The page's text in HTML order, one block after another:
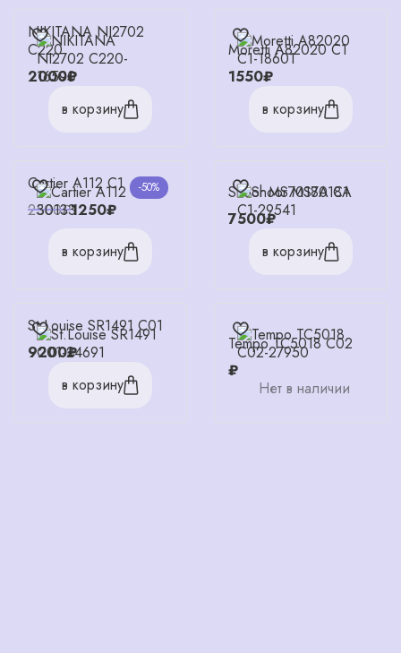
NIKITANA NI2702
C220
2000₽
в корзину
Moretti A82020 C1
1550₽
в корзину
-50%
Cartier A112 C1
2500₽1250₽
в корзину
Shoor MS7018A C1
7500₽
в корзину
St.Louise SR1491 C01
9200₽
в корзину
Tempo TC5018 C02
₽
Нет в наличии